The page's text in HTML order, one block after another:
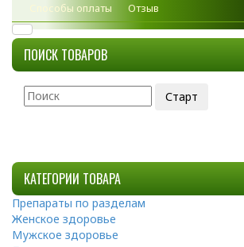
Способы оплаты
Отзыв
ПОИСК ТОВАРОВ
КАТЕГОРИИ ТОВАРА
Препараты по разделам
Женское здоровье
Мужское здоровье